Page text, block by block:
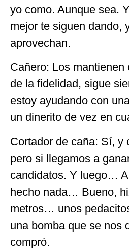
yo como. Aunque sea.
mejor te siguen dando,
aprovechan.
Cañero: Los mantienen
de la fidelidad, sigue
estoy ayudando con
un dinerito de vez en
Cortador de caña: Sí, y
pero si llegamos a
candidatos. Y luego…
hecho nada… Bueno,
metros… unos
una bomba que se nos
compró.